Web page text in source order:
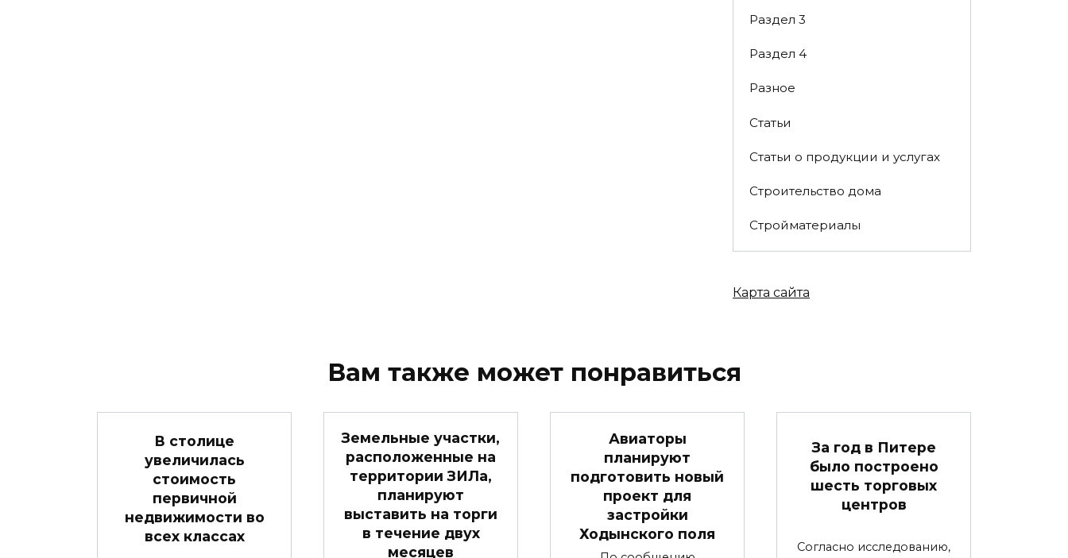
Раздел 3
Раздел 4
Разное
Статьи
Статьи o продукции и услугах
Строительство дома
Стройматериалы
Карта сайта
Вам также может понравиться
В столице
увеличилась
стоимость
первичной
недвижимости во
всех классах
Земельные участки,
расположенные на
территории ЗИЛа,
планируют
выставить на торги
в течение двух
месяцев
Авиаторы
планируют
подготовить новый
проект для
застройки
Ходынского поля
За год в Питере
было построено
шесть торговых
центров
Согласно исследованию,